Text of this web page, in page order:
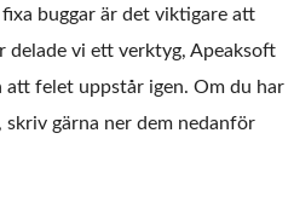
buggar är det viktigare att
delade vi ett verktyg, Apeaksoft
att felet uppstår igen. Om du har
gärna ner dem nedanför